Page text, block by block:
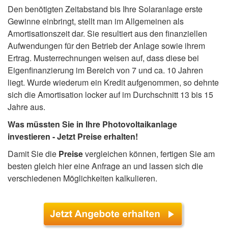
Den benötigten Zeitabstand bis Ihre Solaranlage erste
Gewinne einbringt, stellt man im Allgemeinen als
Amortisationszeit dar. Sie resultiert aus den finanziellen
Aufwendungen für den Betrieb der Anlage sowie ihrem
Ertrag. Musterrechnungen weisen auf, dass diese bei
Eigenfinanzierung im Bereich von 7 und ca. 10 Jahren
liegt. Wurde wiederum ein Kredit aufgenommen, so dehnte
sich die Amortisation locker auf im Durchschnitt 13 bis 15
Jahre aus.
Was müssten Sie in Ihre Photovoltaikanlage
investieren - Jetzt Preise erhalten!
Damit Sie die Preisevergleichen können, fertigen Sie am
besten gleich hier eine Anfrage an und lassen sich die
verschiedenen Möglichkeiten kalkulieren.